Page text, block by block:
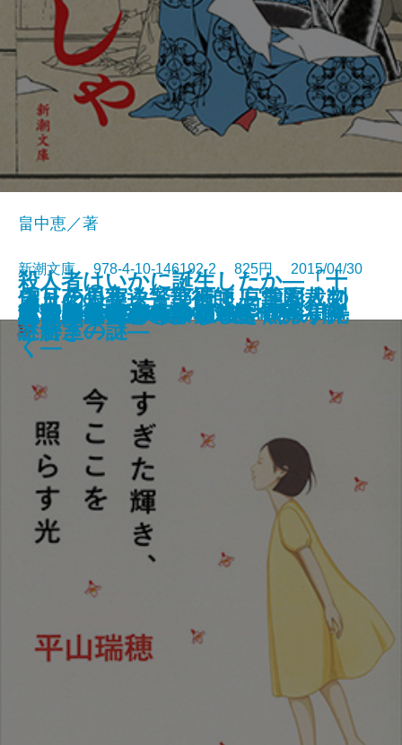
ピーター・パンとウェンディ
偽りの果実―警部補マルコム・フ
ォックス―
暗殺者ソラ―大神兄弟探偵社―
さとり世代探偵のゆるやかな日常
忘却のレーテ
日本原爆開発秘録
私と踊って
あるキング―完全版―
ふむふむ―おしえて、お仕事！―
けさくしゃ
畠中恵／著
新潮文庫 978-4-10-146192-2 825円 2015/04/30
遠すぎた輝き、今ここを照らす光
風と共に去りぬ 第1巻
風と共に去りぬ 第2巻
雪月花の葬送―華術師 宮籠彩人の
謎解き―
シャーロック・ノート―学園裁判
と密室の謎―
殺人者はいかに誕生したか―「十
大凶悪事件」を獄中対話で読み解
く―
まひるの散歩
あと少し、もう少し
迷宮
幸四郎的奇跡のはなし